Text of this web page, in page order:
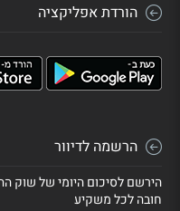
הורדת אפליקציה
הרשמה לדיוור
הירשם לסיכום היומי של שוק
חובה לכל משקיע